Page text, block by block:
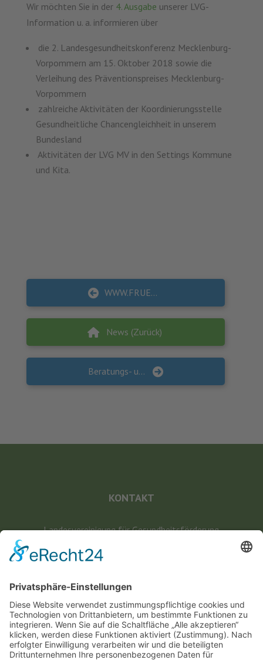
Wir möchten Sie in der 4. Ausgabe unserer LVG-
Information u. a. informieren über
die 2. Landesgesundheitskonferenz Mecklenburg-
Vorpommern am 15. Oktober 2018 sowie die
Verleihung des Präventionspreises Mecklenburg-
Vorpommern
zahlreiche Aktivitäten der Koordinierungsstelle
Gesundheitliche Chancengleichheit in unserem
Bundesland
Aktivitäten der LVG MV in den Settings Kommune
und Kita.
WWW.FRUEHEHILFEN.DE KOMPLETT ÜBERARBEITET
News (Zurück)
Beratungs- und Bildungsangebote für Verantwortliche und Akteure in der kommunalen Seniorenarbeit
KONTAKT
Landesvereinigung für Gesundheitsförderung
Mecklenburg-Vorpommern e. V.
Wismarsche Straße 170
info@lvg-mv.de
0385 2007 386 0
DATENSCHUTZ